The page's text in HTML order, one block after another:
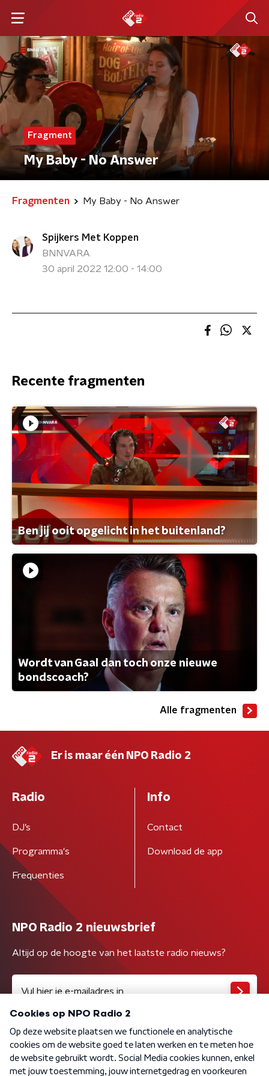
Fragment
My Baby - No Answer
Fragmenten My Baby - No Answer
Spijkers Met Koppen
BNNVARA
30 april 2022 12:00 - 14:00
Recente fragmenten
Ben jij ooit opgelicht in het buitenland?
Wordt van Gaal dan toch onze nieuwe
bondscoach?
Alle fragmenten
Er is maar één NPO Radio 2
Radio
DJ’s
Programma's
Frequenties
Info
Contact
Download de app
NPO Radio 2 nieuwsbrief
Altijd op de hoogte van het laatste radio nieuws?
Algemene voorwaarden